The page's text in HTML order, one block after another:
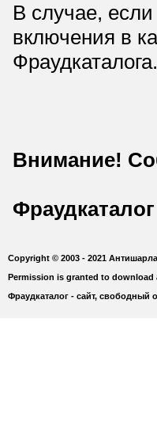
В случае,
включения в
Фраудкаталога.
Внимание!
Copyright © 2003 - 2021
Permission is granted to
Фраудкаталог - сайт, свободный